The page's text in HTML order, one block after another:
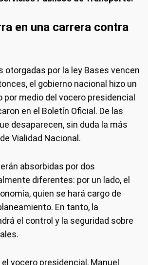
en una carrera contra
otorgadas por la ley Bases vencen
el gobierno nacional hizo un
por medio del vocero presidencial
en el Boletín Oficial. De las
desaparecen, sin duda la más
Vialidad Nacional.
absorbidas por dos
diferentes: por un lado, el
quien se hará cargo de
En tanto, la
el control y la seguridad sobre
vocero presidencial, Manuel